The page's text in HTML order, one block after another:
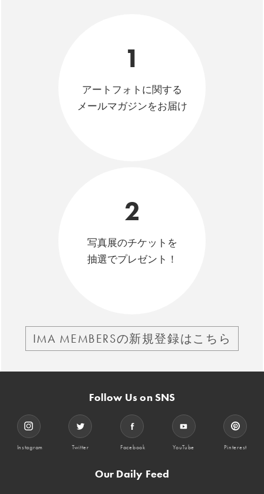
1
アートフォトに関する
メールマガジンをお届け
2
写真展のチケットを
抽選でプレゼント！
IMA MEMBERSの新規登録はこちら
Follow Us on SNS
Instagram Twitter Facebook YouTube Pinterest
Our Daily Feed